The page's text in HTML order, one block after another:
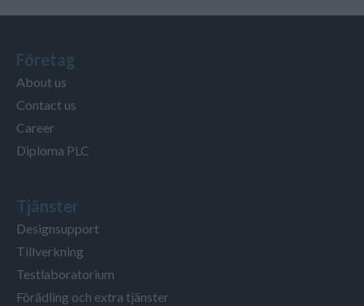
Företag
About us
Contact us
Career
Diploma PLC
Tjänster
Designsupport
Tillverkning
Testlaboratorium
Förädling och extra tjänster